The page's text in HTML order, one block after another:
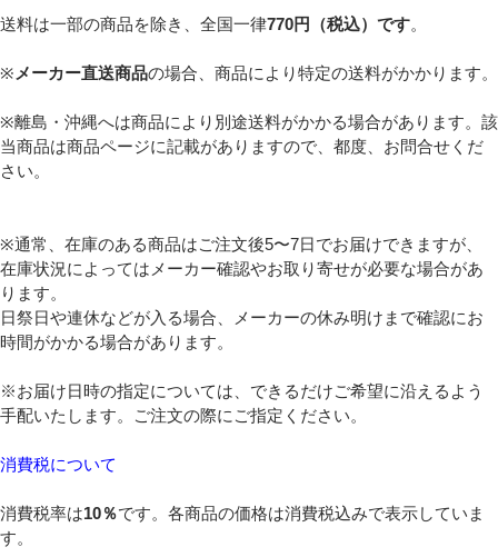
送料は一部の商品を除き、全国一律770円（税込）です。
※ メーカー直送商品の場合、商品により特定の送料がかかります。
※離島・沖縄へは商品により別途送料がかかる場合があります。該
当商品は商品ページに記載がありますので、都度、お問合せくだ
さい。
※通常、在庫のある商品はご注文後5〜7日でお届けできますが、
在庫状況によってはメーカー確認やお取り寄せが必要な場合があ
ります。
日祭日や連休などが入る場合、メーカーの休み明けまで確認にお
時間がかかる場合があります。
※お届け日時の指定については、できるだけご希望に沿えるよう
手配いたします。ご注文の際にご指定ください。
消費税について
消費税率は10％です。各商品の価格は消費税込みで表示していま
す。